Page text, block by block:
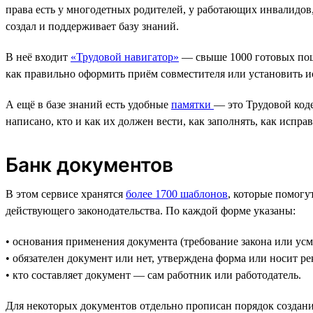
права есть у многодетных родителей, у работающих
создал и поддерживает базу знаний.
В неё входит «Трудовой навигатор» — свыше 1000 готовых
как правильно оформить приём совместителя или установить
А ещё в базе знаний есть удобные памятки — это Трудовой
написано, кто и как их должен вести, как заполнять, как
Банк документов
В этом сервисе хранятся более 1700 шаблонов, которые
действующего законодательства. По каждой форме указаны:
• основания применения документа (требование закона или
• обязателен документ или нет, утверждена форма или носит
• кто составляет документ — сам работник или работодатель.
Для некоторых документов отдельно прописан порядок